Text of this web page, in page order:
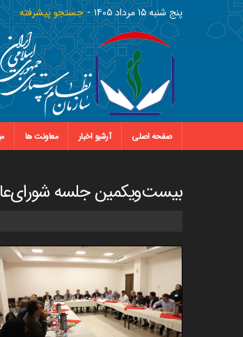
پنج شنبه ١٥ مرداد ١٤٠٥ جستجو پیشرفته
صفحه اصلی آرشیو اخبار معاونت ها
بیست‌ویکمین جلسه